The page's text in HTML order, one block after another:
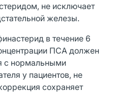
не исключает
железы.
в течение 6
ПСА должен
с нормальными
у пациентов, не
сохраняет